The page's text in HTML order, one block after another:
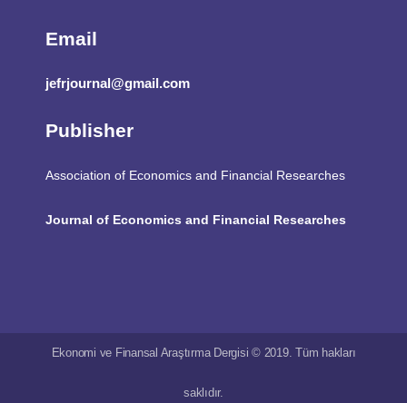
Email
jefrjournal@gmail.com
Publisher
Association of Economics and Financial Researches
Journal of Economics and Financial Researches
Ekonomi ve Finansal Araştırma Dergisi © 2019. Tüm hakları
saklıdır.